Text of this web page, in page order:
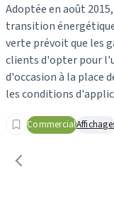
Adoptée en août
transition
verte prévoit que les
clients d'opter pour
d'occasion à la place
les conditions
Commercial